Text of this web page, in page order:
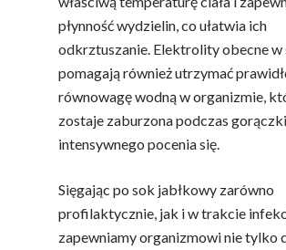
płynność wydzielin, co ułatwia ich
odkrztuszanie. Elektrolity obecne w
pomagają również utrzymać
równowagę wodną w organizmie,
zostaje zaburzona podczas
intensywnego pocenia się.
Sięgając po sok jabłkowy zarówno
profilaktycznie, jak i w trakcie
zapewniamy organizmowi nie tylko